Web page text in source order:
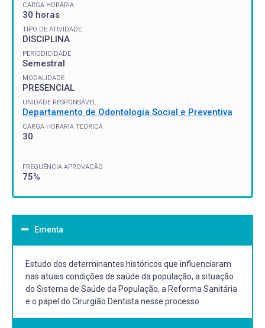
CARGA HORÁRIA
30 horas
TIPO DE ATIVIDADE
DISCIPLINA
PERIODICIDADE
Semestral
MODALIDADE
PRESENCIAL
UNIDADE RESPONSÁVEL
Departamento de Odontologia Social e Preventiva
CARGA HORÁRIA TEÓRICA
30
FREQUÊNCIA APROVAÇÃO
75%
Ementa
Estudo dos determinantes históricos que influenciaram
nas atuais condições de saúde da população, a situação
do Sistema de Saúde da População, a Reforma Sanitária
e o papel do Cirurgião Dentista nesse processo.